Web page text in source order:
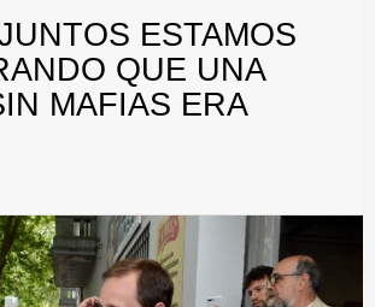
ESTAMOS
QUE UNA
MAFIAS ERA